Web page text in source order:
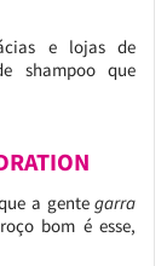
e lojas de
shampoo que
a gentegarra
bom é esse,